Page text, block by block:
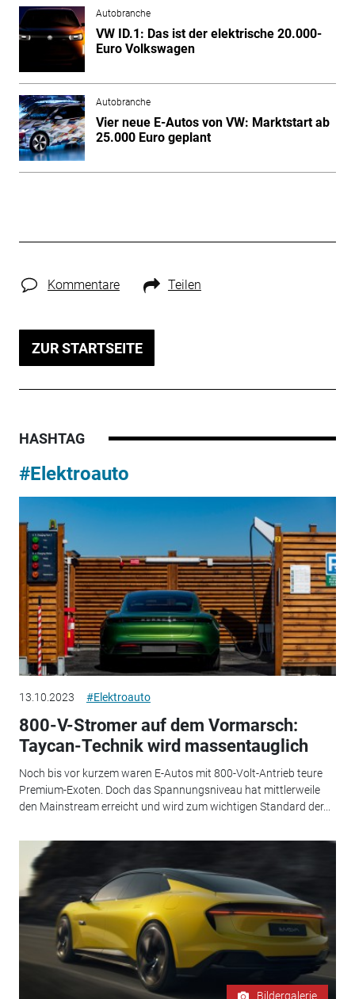
Autobranche
VW ID.1: Das ist der elektrische 20.000-
Euro Volkswagen
Autobranche
Vier neue E-Autos von VW: Marktstart ab
25.000 Euro geplant
Kommentare Teilen
ZUR STARTSEITE
HASHTAG
#Elektroauto
13.10.2023 #Elektroauto
800-V-Stromer auf dem Vormarsch:
Taycan-Technik wird massentauglich
Noch bis vor kurzem waren E-Autos mit 800-Volt-Antrieb teure
Premium-Exoten. Doch das Spannungsniveau hat mittlerweile
den Mainstream erreicht und wird zum wichtigen Standard der...
Bildergalerie